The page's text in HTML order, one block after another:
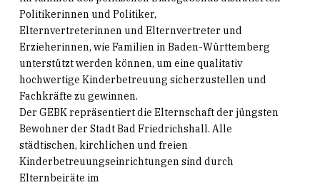
Politikerinnen und Politiker,
Elternvertreterinnen und Elternvertreter und
Erzieherinnen, wie Familien in Baden-Württemberg
unterstützt werden können, um eine qualitativ
hochwertige Kinderbetreuung sicherzustellen und
Fachkräfte zu gewinnen.
Der GEBK repräsentiert die Elternschaft der jüngsten
Bewohner der Stadt Bad Friedrichshall. Alle
städtischen, kirchlichen und freien
Kinderbetreuungseinrichtungen sind durch
Elternbeiräte im